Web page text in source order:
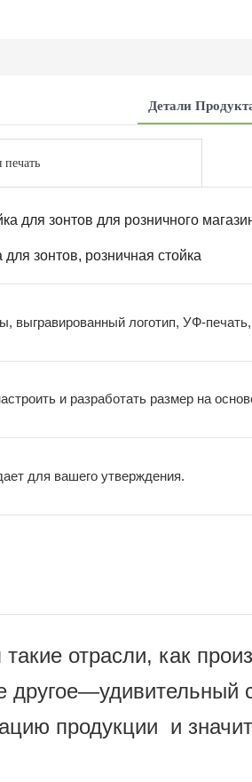
Детали
для зонтов для розничного
зонтов, розничная стойка
выгравированный логотип, УФ-печать,
и разработать размер на
для вашего утверждения.
отрасли, как
другое—удивительный
продукции и